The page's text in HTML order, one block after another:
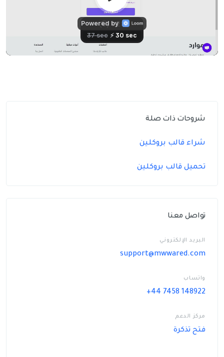
شروحات ذات صلة
شراء قالب بروكلين
تحميل قالب بروكلين
تواصل معنا
البريد الإلكتروني
support@mwwared.com
واتساب
+44 7458 148922
مركز الدعم
فتح تذكرة